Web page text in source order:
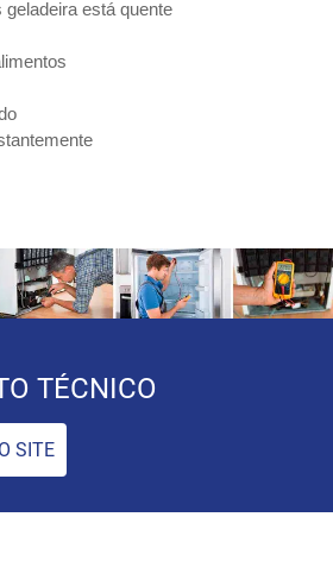
está quente
TÉCNICO
SITE